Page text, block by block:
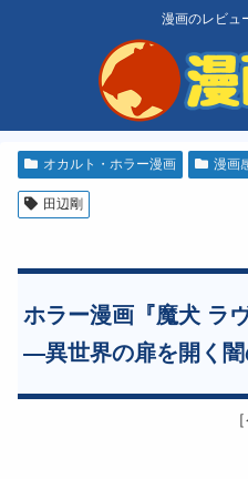
漫画のレビュ
オカルト・ホラー漫画 漫画
田辺剛
ホラー漫画『魔犬 ラ
―異世界の扉を開く闇